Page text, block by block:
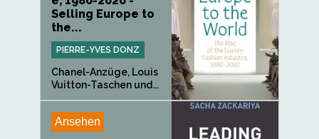
Selling Europe to
the...
PIERRE-YVES DONZ
Chanel-Anzüge, Louis
Vuitton-Taschen und...
Ansehen